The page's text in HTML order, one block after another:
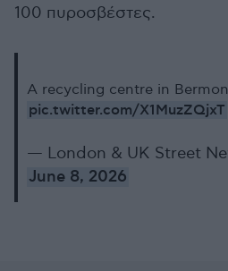
100 πυροσβέστες.
A recycling centre in
pic.twitter.com/X1MuzZQjxT
— London & UK Street
June 8, 2026